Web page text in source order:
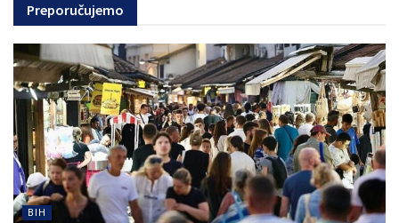
Preporučujemo
BIH